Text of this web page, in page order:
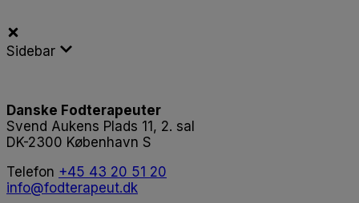
Sidebar
Danske Fodterapeuter
Svend Aukens Plads 11, 2. sal
DK-2300 København S
Telefon +45 43 20 51 20
info@fodterapeut.dk